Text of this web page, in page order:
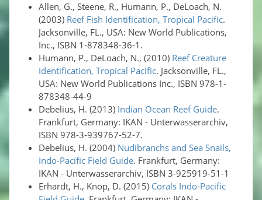
Allen, G., Steene, R., Humann, P., DeLoach, N.
(2003) Reef Fish Identification, Tropical Pacific.
Jacksonville, FL., USA: New World Publications,
Inc., ISBN 1-878348-36-1.
Humann, P., DeLoach, N., (2010) Reef Creature
Identification, Tropical Pacific. Jacksonville, FL.,
USA: New World Publications Inc., ISBN 978-1-
878348-44-9
Debelius, H. (2013) Indian Ocean Reef Guide.
Frankfurt, Germany: IKAN - Unterwasserarchiv,
ISBN 978-3-939767-52-7.
Debelius, H. (2004) Nudibranchs and Sea Snails,
Indo-Pacific Field Guide. Frankfurt, Germany:
IKAN - Unterwasserarchiv, ISBN 3-925919-51-1
Erhardt, H., Knop, D. (2015) Corals Indo-Pacific